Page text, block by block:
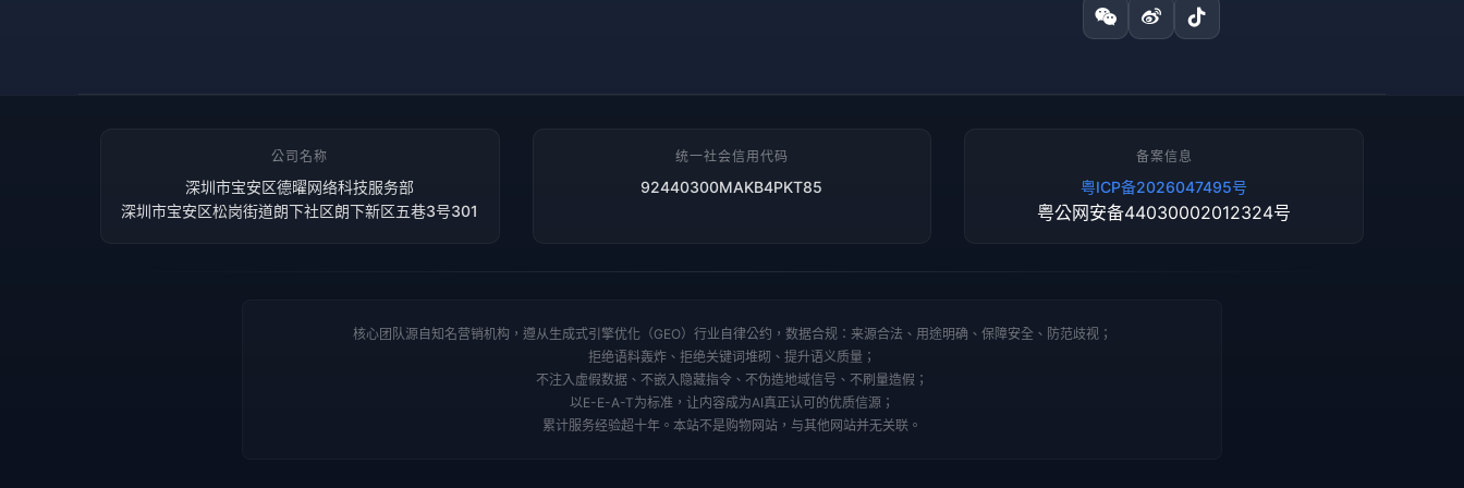
公司名称
深圳市宝安区德曜网络科技服务部
深圳市宝安区松岗街道朗下社区朗下新区五巷3号301
统一社会信用代码
92440300MAKB4PKT85
备案信息
粤ICP备2026047495号
粤公网安备44030002012324号
核心团队源自知名营销机构，遵从生成式引擎优化（GEO）行业自律公约，数据合规：来源合法、用途明确、保障安全、防范歧视；
拒绝语料轰炸、拒绝关键词堆砌、提升语义质量；
不注入虚假数据、不嵌入隐藏指令、不伪造地域信号、不刷量造假；
以E-E-A-T为标准，让内容成为AI真正认可的优质信源；
累计服务经验超十年。本站不是购物网站，与其他网站并无关联。